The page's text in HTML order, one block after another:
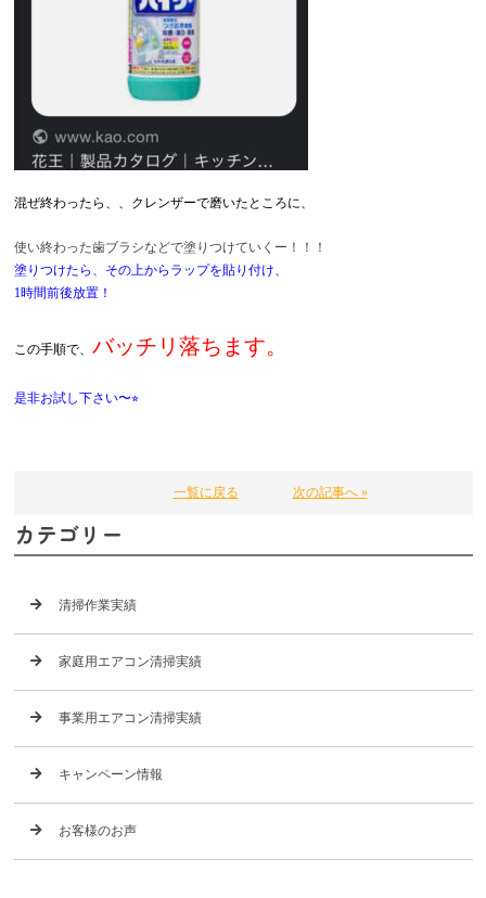
混ぜ終わったら、、クレンザーで磨いたところに、
使い終わった歯ブラシなどで塗りつけていくー！！！
塗りつけたら、その上からラップを貼り付け、
1時間前後放置！
この手順で、 バッチリ落ちます。
是非お試し下さい〜⭐︎
一覧に戻る 次の記事へ »
カテゴリー
清掃作業実績
家庭用エアコン清掃実績
事業用エアコン清掃実績
キャンペーン情報
お客様のお声